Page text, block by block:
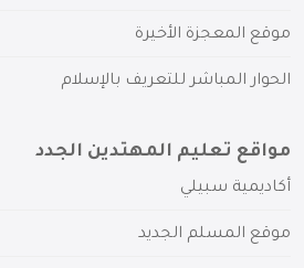
موقع المعجزة الأخيرة
الحوار المباشر للتعريف بالإسلام
مواقع تعليم المهتدين الجدد
أكاديمية سبيلي
موقع المسلم الجديد